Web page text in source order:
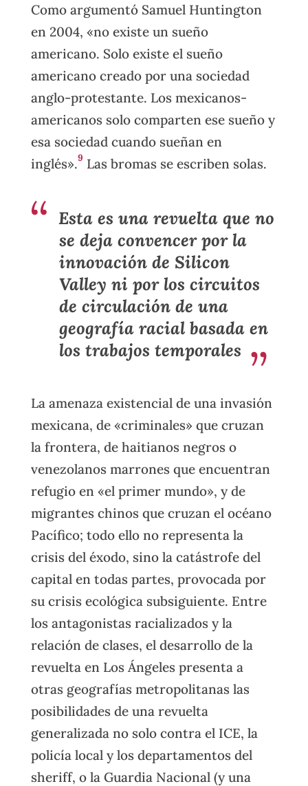
Como argumentó Samuel Huntington
en 2004, «no existe un sueño
americano. Solo existe el sueño
americano creado por una sociedad
anglo-protestante. Los mexicanos-
americanos solo comparten ese sueño y
esa sociedad cuando sueñan en
inglés».9 Las bromas se escriben solas.
Esta es una revuelta que no
se deja convencer por la
innovación de Silicon
Valley ni por los circuitos
de circulación de una
geografía racial basada en
los trabajos temporales
La amenaza existencial de una invasión
mexicana, de «criminales» que cruzan
la frontera, de haitianos negros o
venezolanos marrones que encuentran
refugio en «el primer mundo», y de
migrantes chinos que cruzan el océano
Pacífico; todo ello no representa la
crisis del éxodo, sino la catástrofe del
capital en todas partes, provocada por
su crisis ecológica subsiguiente. Entre
los antagonistas racializados y la
relación de clases, el desarrollo de la
revuelta en Los Ángeles presenta a
otras geografías metropolitanas las
posibilidades de una revuelta
generalizada no solo contra el ICE, la
policía local y los departamentos del
sheriff, o la Guardia Nacional (y una